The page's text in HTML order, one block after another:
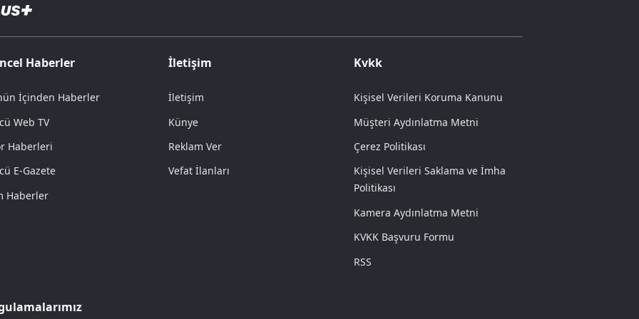
Haberler
İçinden Haberler
Web TV
Haberleri
E-Gazete
Haberler
İletişim
İletişim
Künye
Reklam Ver
Vefat İlanları
Kvkk
Kişisel Verileri Koruma Kanunu
Müşteri Aydınlatma Metni
Çerez Politikası
Kişisel Verileri Saklama ve İmha
Politikası
Kamera Aydınlatma Metni
KVKK Başvuru Formu
RSS